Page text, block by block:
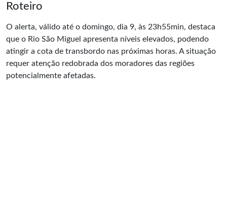
Roteiro
O alerta, válido até o domingo, dia 9, às 23h55min, destaca
que o Rio São Miguel apresenta níveis elevados, podendo
atingir a cota de transbordo nas próximas horas. A situação
requer atenção redobrada dos moradores das regiões
potencialmente afetadas.